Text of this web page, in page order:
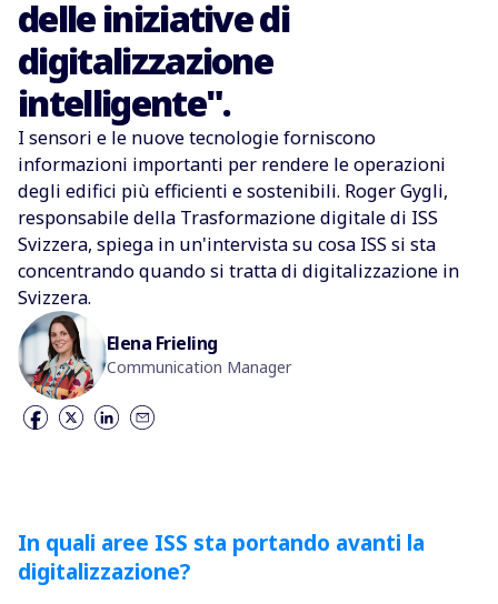
delle iniziative di
digitalizzazione
intelligente".
I sensori e le nuove tecnologie forniscono
informazioni importanti per rendere le operazioni
degli edifici più efficienti e sostenibili. Roger Gygli,
responsabile della Trasformazione digitale di ISS
Svizzera, spiega in un'intervista su cosa ISS si sta
concentrando quando si tratta di digitalizzazione in
Svizzera.
Elena Frieling
Communication Manager
In quali aree ISS sta portando avanti la
digitalizzazione?